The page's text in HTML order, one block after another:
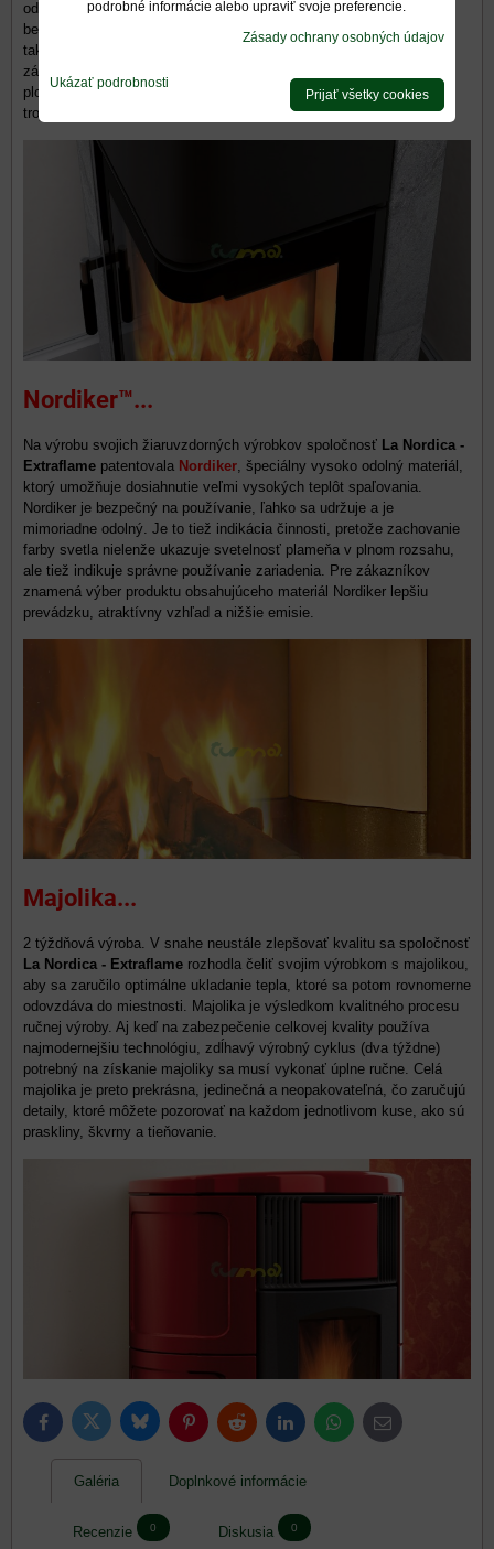
odolného materiálu s vysokou tepelnou odolnosťou. V porovnaní s
bežným sklom má sklokeramika koeficient tepelnej rozťažnosti
takmer nula, preto sa pri zahrievaní nedeformuje a predstavuje
základný materiál pre všetky krby a kachle, ktoré používajú nielen
ploché formáty, ale aj zaoblené, zakrivené alebo dokonca
trojrozmerné v rôznych veľkostiach.
​Nordiker™...
Na výrobu svojich žiaruvzdorných výrobkov spoločnosť La Nordica -
Extraflame patentovala Nordiker , špeciálny vysoko odolný materiál,
ktorý umožňuje dosiahnutie veľmi vysokých teplôt spaľovania.
Nordiker je bezpečný na používanie, ľahko sa udržuje a je
mimoriadne odolný. Je to tiež indikácia činnosti, pretože zachovanie
farby svetla nielenže ukazuje svetelnosť plameňa v plnom rozsahu,
ale tiež indikuje správne používanie zariadenia. Pre zákazníkov
znamená výber produktu obsahujúceho materiál Nordiker lepšiu
prevádzku, atraktívny vzhľad a nižšie emisie.
Majolika...
2 týždňová výroba. V snahe neustále zlepšovať kvalitu sa spoločnosť
La Nordica - Extraflame rozhodla čeliť svojim výrobkom s majolikou,
aby sa zaručilo optimálne ukladanie tepla, ktoré sa potom rovnomerne
odovzdáva do miestnosti. Majolika je výsledkom kvalitného procesu
ručnej výroby. Aj keď na zabezpečenie celkovej kvality používa
najmodernejšiu technológiu, zdĺhavý výrobný cyklus (dva týždne)
potrebný na získanie majoliky sa musí vykonať úplne ručne. Celá
majolika je preto prekrásna, jedinečná a neopakovateľná, čo zaručujú
detaily, ktoré môžete pozorovať na každom jednotlivom kuse, ako sú
praskliny, škvrny a tieňovanie.
FacebookTwitter BlueskyPinterestReddit LinkedInWhatsApp
E-
mail
Galéria Doplnkové informácie
Recenzie 0 Diskusia 0
podrobné informácie alebo upraviť svoje preferencie.
Zásady ochrany osobných údajov
Ukázať podrobnosti
Prijať všetky cookies